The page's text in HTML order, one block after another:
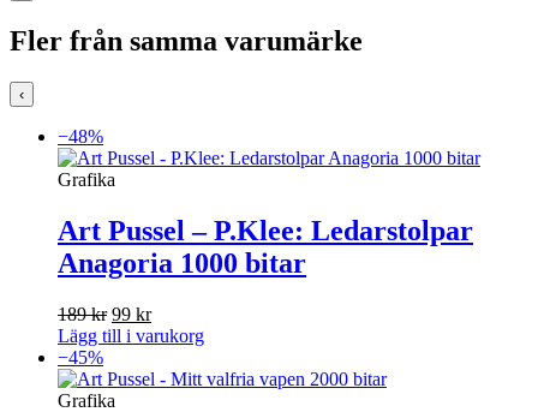
Fler från samma varumärke
‹
−48%
Grafika
Art Pussel – P.Klee: Ledarstolpar
Anagoria 1000 bitar
189kr Det
ursprungliga
var:
189 kr.
99 krDet
nuvarande
är:
Lägg till i varukorg
−45%
Grafika